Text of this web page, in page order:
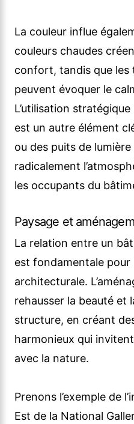
La couleur influe
couleurs chaudes
confort, tandis que les
peuvent évoquer le
L’utilisation
est un autre élément
ou des puits de
radicalement
les occupants du
Paysage et
La relation entre un
est fondamentale
architecturale.
rehausser la beauté et
structure, en créant
harmonieux qui
avec la nature.
Prenons l’exemple de
Est de la National